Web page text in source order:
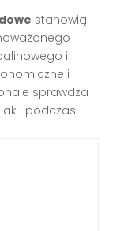
stanowią
i
i
sprawdza
i podczas